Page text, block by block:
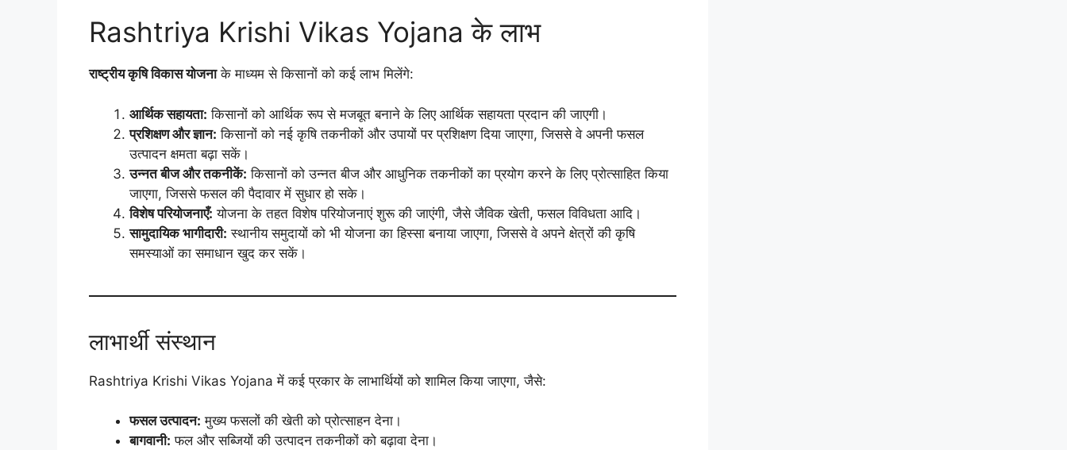
Rashtriya Krishi Vikas Yojana के लाभ
राष्ट्रीय कृषि विकास योजनाके माध्यम से किसानों को कई लाभ मिलेंगे:
आर्थिक सहायता: किसानों को आर्थिक रूप से मजबूत बनाने के लिए आर्थिक सहायता प्रदान की जाएगी।
प्रशिक्षण और ज्ञान: किसानों को नई कृषि तकनीकों और उपायों पर प्रशिक्षण दिया जाएगा, जिससे वे अपनी फसल
उत्पादन क्षमता बढ़ा सकें।
उन्नत बीज और तकनीकें: किसानों को उन्नत बीज और आधुनिक तकनीकों का प्रयोग करने के लिए प्रोत्साहित किया
जाएगा, जिससे फसल की पैदावार में सुधार हो सके।
विशेष परियोजनाएँ: योजना के तहत विशेष परियोजनाएं शुरू की जाएंगी, जैसे जैविक खेती, फसल विविधता आदि।
सामुदायिक भागीदारी: स्थानीय समुदायों को भी योजना का हिस्सा बनाया जाएगा, जिससे वे अपने क्षेत्रों की कृषि
समस्याओं का समाधान खुद कर सकें।
लाभार्थी संस्थान
Rashtriya Krishi Vikas Yojana में कई प्रकार के लाभार्थियों को शामिल किया जाएगा, जैसे:
फसल उत्पादन: मुख्य फसलों की खेती को प्रोत्साहन देना।
बागवानी: फल और सब्जियों की उत्पादन तकनीकों को बढ़ावा देना।